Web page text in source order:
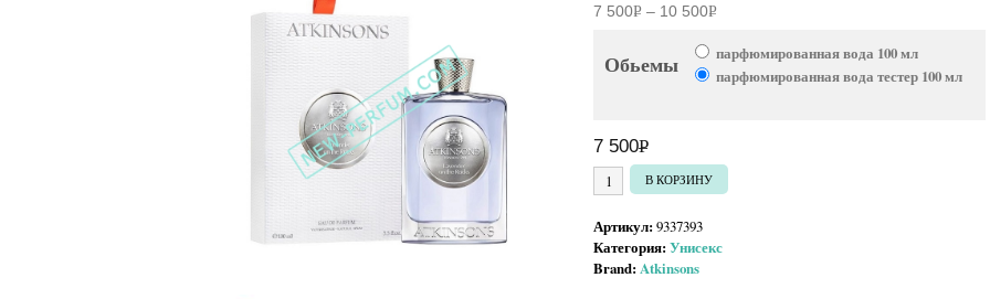
7 500Р – 10 500Р
500руб.
Обьемы
парфюмированная вода 100 мл
парфюмированная вода тестер 100 мл
7 500Р
УБ.
Количество товара Atkinsons Lavender on the Rocks
В КОРЗИНУ
Артикул:9337393
Категория:Унисекс
Brand:Atkinsons